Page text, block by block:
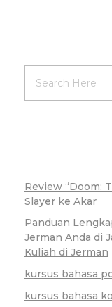
Review “Doom:
Slayer ke Akar
Panduan
Jerman Anda di
Kuliah di Jerman
kursus bahasa
kursus bahasa